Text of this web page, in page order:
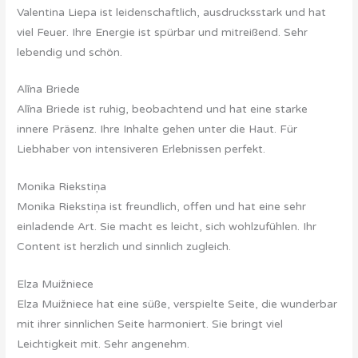
Valentina Liepa ist leidenschaftlich, ausdrucksstark und hat
viel Feuer. Ihre Energie ist spürbar und mitreißend. Sehr
lebendig und schön.
Alīna Briede
Alīna Briede ist ruhig, beobachtend und hat eine starke
innere Präsenz. Ihre Inhalte gehen unter die Haut. Für
Liebhaber von intensiveren Erlebnissen perfekt.
Monika Riekstiņa
Monika Riekstiņa ist freundlich, offen und hat eine sehr
einladende Art. Sie macht es leicht, sich wohlzufühlen. Ihr
Content ist herzlich und sinnlich zugleich.
Elza Muižniece
Elza Muižniece hat eine süße, verspielte Seite, die wunderbar
mit ihrer sinnlichen Seite harmoniert. Sie bringt viel
Leichtigkeit mit. Sehr angenehm.